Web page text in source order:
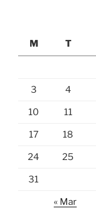
M
T
3 4
10 11
17 18
24 25
31
« Mar